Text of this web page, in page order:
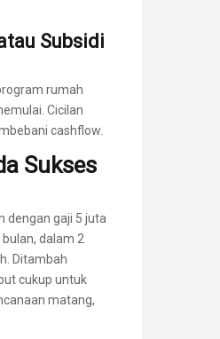
Subsidi
rumah
Cicilan
cashflow.
Sukses
dengan gaji 5 juta
dalam 2
Ditambah
cukup untuk
matang,